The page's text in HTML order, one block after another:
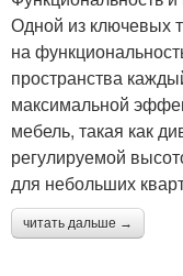
Одной из ключевых
на
пространства
максимальной
мебель, такая как
регулируемой
для небольших
читать дальше →